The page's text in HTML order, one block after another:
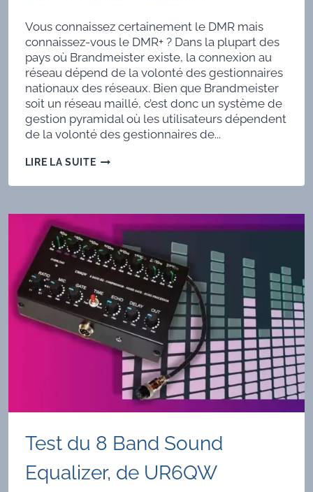
Vous connaissez certainement le DMR mais
connaissez-vous le DMR+ ? Dans la plupart des
pays où Brandmeister existe, la connexion au
réseau dépend de la volonté des gestionnaires
nationaux des réseaux. Bien que Brandmeister
soit un réseau maillé, c’est donc un système de
gestion pyramidal où les utilisateurs dépendent
de la volonté des gestionnaires de...
LIRE LA SUITEDMR+
Test du 8 Band Sound
Equalizer, de UR6QW